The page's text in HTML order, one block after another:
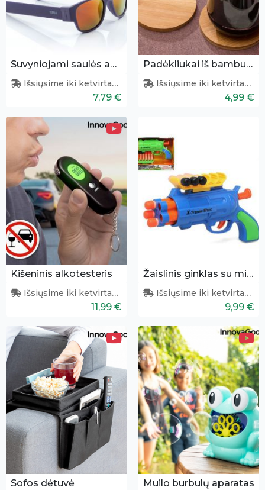
Suvyniojami saulės akiniai (violetiniai)
Išsiųsime iki ketvirtadienio
7,79 €
Padėkliukai iš bambuko 4 vnt.
Išsiųsime iki ketvirtadienio
Kišeninis alkotesteris
Išsiųsime iki ketvirtadienio
Žaislinis ginklas su minkštomis kulkomis
Išsiųsime iki ketvirtadienio
9,99 €